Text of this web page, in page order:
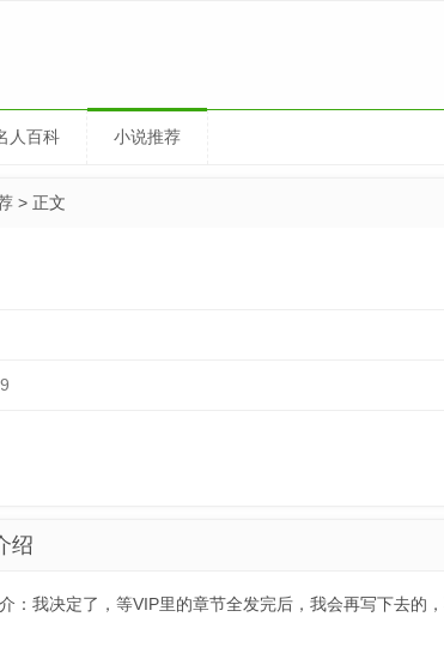
人百科 小说推荐
> 正文
绍
：我决定了，等VIP里的章节全发完后，我会再写下去的